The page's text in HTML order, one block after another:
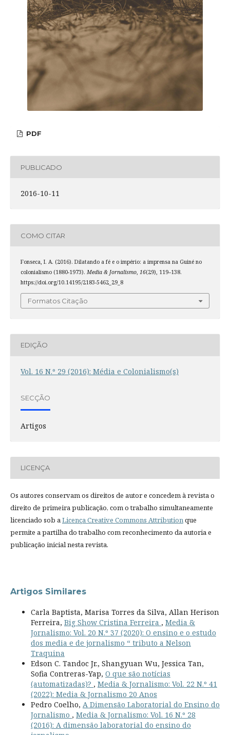
PDF
PUBLICADO
2016-10-11
COMO CITAR
Fonseca, I. A. (2016). Dilatando a fé e o império: a imprensa na Guiné no
colonialismo (1880-1973). Media & Jornalismo, 16(29), 119–138.
https://doi.org/10.14195/2183-5462_29_8
Formatos Citação
EDIÇÃO
Vol. 16 N.º 29 (2016): Média e Colonialismo(s)
SECÇÃO
Artigos
LICENÇA
Os autores conservam os direitos de autor e concedem à revista o
direito de primeira publicação, com o trabalho simultaneamente
licenciado sob aLicença Creative Commons Attributionque
permite a partilha do trabalho com reconhecimento da autoria e
publicação inicial nesta revista.
Artigos Similares
Carla Baptista, Marisa Torres da Silva, Allan Herison
Ferreira, Big Show Cristina Ferreira , Media &
Jornalismo: Vol. 20 N.º 37 (2020): O ensino e o estudo
dos media e de jornalismo “ tributo a Nelson
Traquina
Edson C. Tandoc Jr., Shangyuan Wu, Jessica Tan,
Sofia Contreras-Yap, O que são notícias
(automatizadas)? , Media & Jornalismo: Vol. 22 N.º 41
(2022): Media & Jornalismo 20 Anos
Pedro Coelho, A Dimensão Laboratorial do Ensino do
Jornalismo , Media & Jornalismo: Vol. 16 N.º 28
(2016): A dimensão laboratorial do ensino do